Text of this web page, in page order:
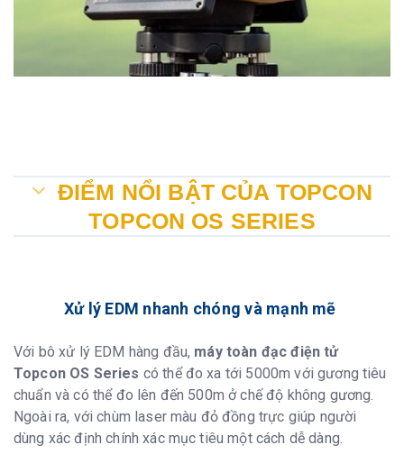
ĐIỂM NỔI BẬT CỦA TOPCON
TOPCON OS SERIES
Xử lý EDM nhanh chóng và mạnh mẽ
Với bô xử lý EDM hàng đầu, máy toàn đạc điện tử
Topcon OS Series có thể đo xa tới 5000m với gương tiêu
chuẩn và có thể đo lên đến 500m ở chế độ không gương.
Ngoài ra, với chùm laser màu đỏ đồng trực giúp người
dùng xác định chính xác mục tiêu một cách dễ dàng.